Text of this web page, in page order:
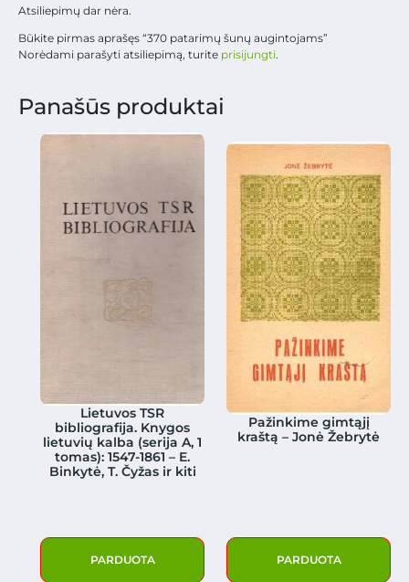
Atsiliepimų dar nėra.
Būkite pirmas aprašęs “370 patarimų šunų augintojams”
Norėdami parašyti atsiliepimą, turite prisijungti.
Panašūs produktai
Lietuvos TSR
bibliografija. Knygos
lietuvių kalba (serija A, 1
tomas): 1547-1861 – E.
Binkytė, T. Čyžas ir kiti
PARDUOTA
Pažinkime gimtąjį
kraštą – Jonė Žebrytė
PARDUOTA